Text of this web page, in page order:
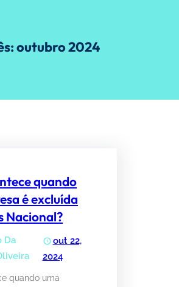
outubro 2024
quando
é excluída
Nacional?
Da
out 22,
2024
quando uma